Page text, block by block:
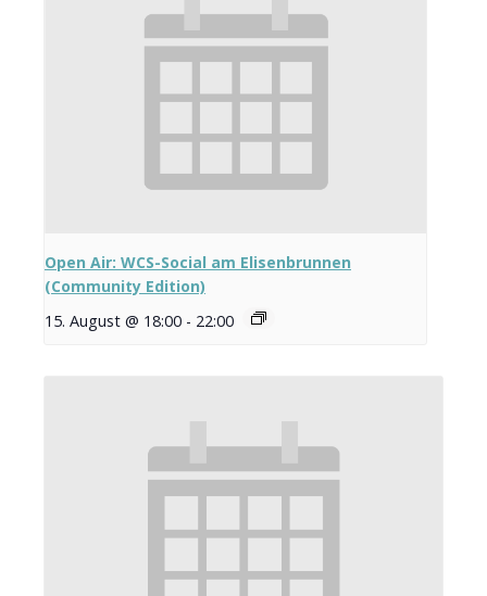
Open Air: WCS-Social am Elisenbrunnen
(Community Edition)
15. August @ 18:00 - 22:00